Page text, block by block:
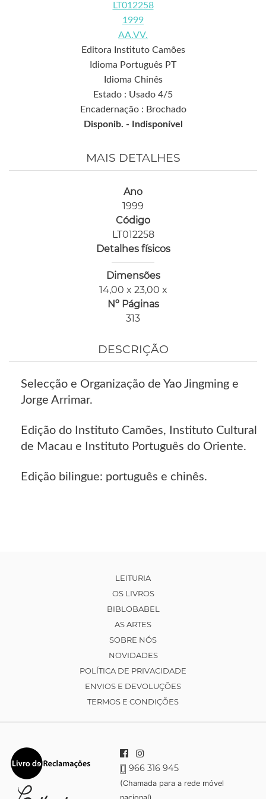
LT012258
1999
AA.VV.
Editora Instituto Camões
Idioma Português PT
Idioma Chinês
Estado : Usado 4/5
Encadernação : Brochado
Disponib. -
Indisponível
MAIS DETALHES
Ano
1999
Código
LT012258
Detalhes físicos
Dimensões
14,00 x 23,00 x
Nº Páginas
313
DESCRIÇÃO
Selecção e Organização de Yao Jingming e
Jorge Arrimar.
Edição do Instituto Camões, Instituto Cultural
de Macau e Instituto Português do Oriente.
Edição bilingue: português e chinês.
LEITURIA
OS LIVROS
BIBLOBABEL
AS ARTES
SOBRE NÓS
NOVIDADES
POLÍTICA DE PRIVACIDADE
ENVIOS E DEVOLUÇÕES
TERMOS E CONDIÇÕES
966 316 945
(Chamada para a rede móvel